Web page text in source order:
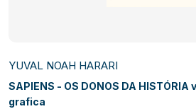
YUVAL NOAH HARARI
SAPIENS - OS DONOS DA
grafica